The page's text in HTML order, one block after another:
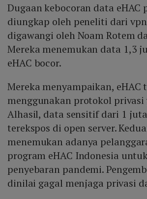
Dugaan kebocoran data eHAC
diungkap oleh peneliti dari
digawangi oleh Noam Rotem
Mereka menemukan data 1,3
eHAC bocor.
Mereka menyampaikan, eHAC
menggunakan protokol privasi
Alhasil, data sensitif dari 1
terekspos di open server.
menemukan adanya
program eHAC Indonesia
penyebaran pandemi.
dinilai gagal menjaga privasi